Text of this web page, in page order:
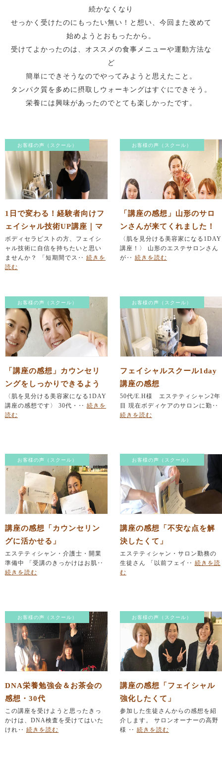
続かなくなり
せっかく受けたのにもったい無い！と想い、今回また改めて
始めようとおもったから。
受けてよかったのは、オススメの食事メニューや運動方法な
ど
簡単にできそうなのでやってみようと思えたこと。
タンパク質を多めに摂取しウォーキングはすぐにできそう。
栄養には興味があったのでとても楽しかったです。
お客様の声（スクール）
1日で変わる！経験者向けフ
ェイシャル技術UP講座｜マ
ンツーマン指導で課題解決
（下北沢SUHADA）
ボディセラピストの方、フェイシ
ャル技術に自信を持ちたいと思い
ませんか？ 「短期間でス‥ 続きを
読む
お客様の声（スクール）
「講座の感想」山形のサロ
ンさんが来てくれました！
〈肌を見分ける美容家になる1DAY
講座！〉 山形のエステサロンさん
が‥ 続きを読む
お客様の声（スクール）
「講座の感想」カウンセリ
ングをしっかりできるよう
に！
〈肌を見分ける美容家になる1DAY
講座の感想です〉 30代・‥ 続きを
読む
お客様の声（スクール）
フェイシャルスクール1day
講座の感想
50代/E.H様 エステティシャン2年
目 現在ボディケアのサロンに勤‥
続きを読む
お客様の声（スクール）
講座の感想「カウンセリン
グに活かせる」
エステティシャン・介護士・開業
準備中 「受講のきっかけはお肌‥
続きを読む
お客様の声（スクール）
講座の感想「不安な点を解
決したくて」
エステティシャン・サロン勤務の
生徒さん 「以前フェイ‥ 続きを読
む
お客様の声（スクール）
DNA栄養勉強会＆お茶会の
感想・30代
この講座を受けようと思ったきっ
かけは、DNA検査を受けてはいた
けれ‥ 続きを読む
お客様の声（スクール）
講座の感想「フェイシャル
強化したくて」
参加した生徒さんからの感想を紹
介します。 サロンオーナーの高野
様 ‥ 続きを読む